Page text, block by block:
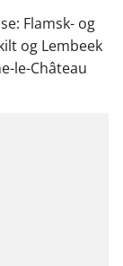
Flamsk- og
og Lembeek
le-Château